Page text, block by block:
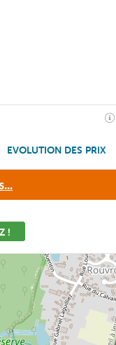
EVOLUTION DES PRIX
!